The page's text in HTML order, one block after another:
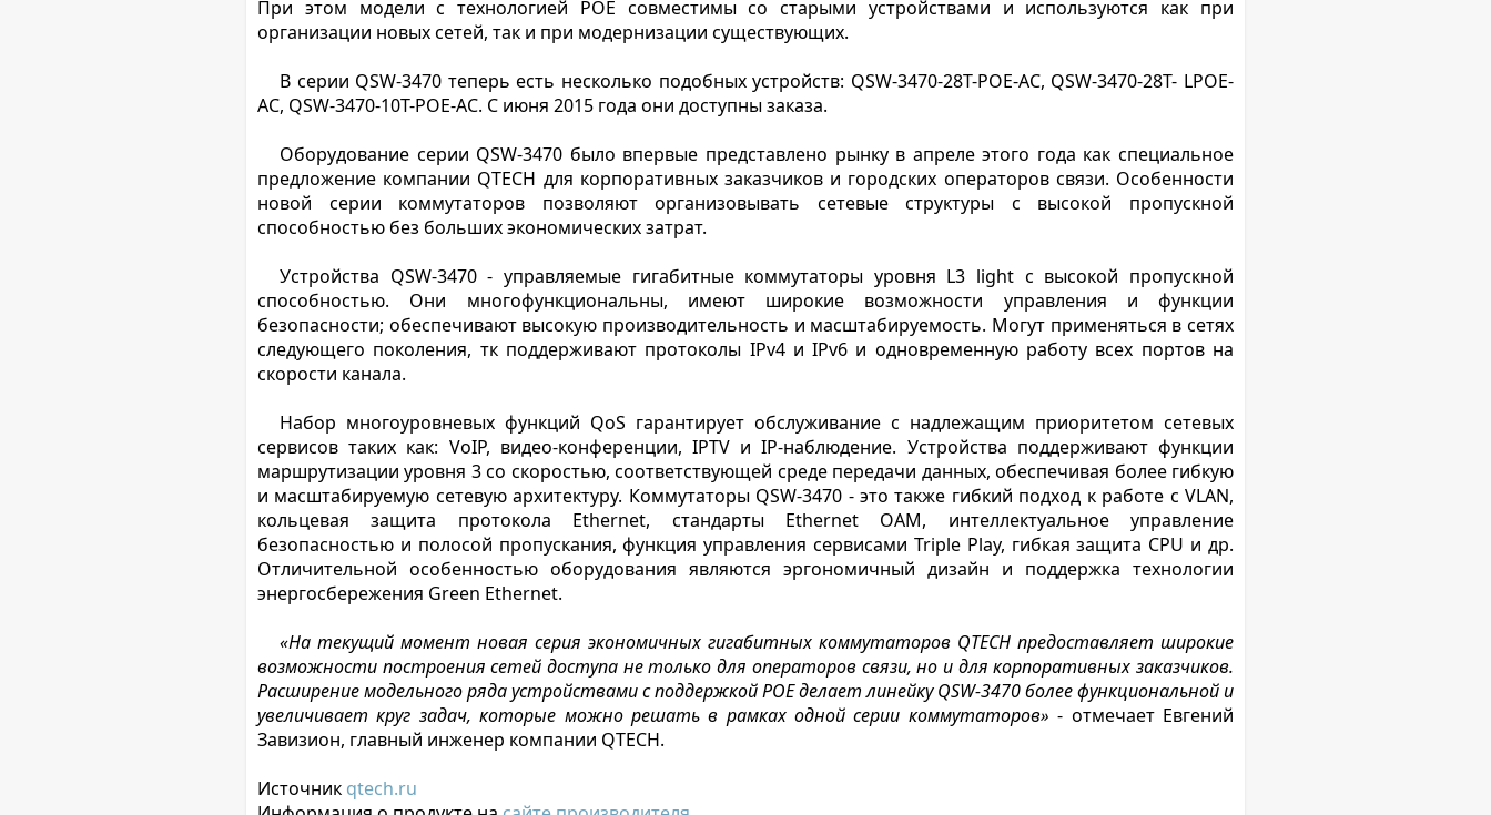
При этом модели с технологией POE совместимы со старыми устройствами и используются как при
организации новых сетей, так и при модернизации существующих.
В серии QSW-3470 теперь есть несколько подобных устройств: QSW-3470-28T-POE-AC, QSW-3470-28T- LPOE-
AC, QSW-3470-10T-POE-AC. С июня 2015 года они доступны заказа.
Оборудование серии QSW-3470 было впервые представлено рынку в апреле этого года как специальное
предложение компании QTECH для корпоративных заказчиков и городских операторов связи. Особенности
новой серии коммутаторов позволяют организовывать сетевые структуры с высокой пропускной
способностью без больших экономических затрат.
Устройства QSW-3470 - управляемые гигабитные коммутаторы уровня L3 light с высокой пропускной
способностью. Они многофункциональны, имеют широкие возможности управления и функции
безопасности; обеспечивают высокую производительность и масштабируемость. Могут применяться в сетях
следующего поколения, тк поддерживают протоколы IPv4 и IPv6 и одновременную работу всех портов на
скорости канала.
Набор многоуровневых функций QoS гарантирует обслуживание с надлежащим приоритетом сетевых
сервисов таких как: VoIP, видео-конференции, IPTV и IP-наблюдение. Устройства поддерживают функции
маршрутизации уровня 3 со скоростью, соответствующей среде передачи данных, обеспечивая более гибкую
и масштабируемую сетевую архитектуру. Коммутаторы QSW-3470 - это также гибкий подход к работе с VLAN,
кольцевая защита протокола Ethernet, стандарты Ethernet OAM, интеллектуальное управление
безопасностью и полосой пропускания, функция управления сервисами Triple Play, гибкая защита CPU и др.
Отличительной особенностью оборудования являются эргономичный дизайн и поддержка технологии
энергосбережения Green Ethernet.
«На текущий момент новая серия экономичных гигабитных коммутаторов QTECH предоставляет широкие
возможности построения сетей доступа не только для операторов связи, но и для корпоративных заказчиков.
Расширение модельного ряда устройствами с поддержкой POE делает линейку QSW-3470 более функциональной и
увеличивает круг задач, которые можно решать в рамках одной серии коммутаторов» - отмечает Евгений
Завизион, главный инженер компании QTECH.
Источник qtech.ru